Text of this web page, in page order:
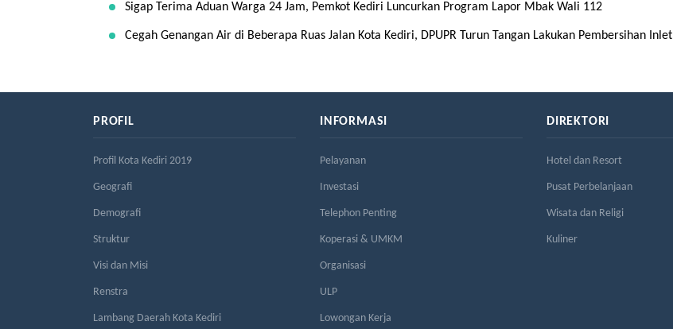
Sigap Terima Aduan Warga 24 Jam, Pemkot Kediri Luncurkan Program Lapor Mbak Wali 112
Cegah Genangan Air di Beberapa Ruas Jalan Kota Kediri, DPUPR Turun Tangan Lakukan Pembersihan Inlet
PROFIL
Profil Kota Kediri 2019
Geografi
Demografi
Struktur
Visi dan Misi
Renstra
Lambang Daerah Kota Kediri
INFORMASI
Pelayanan
Investasi
Telephon Penting
Koperasi & UMKM
Organisasi
ULP
Lowongan Kerja
DIREKTORI
Hotel dan Resort
Pusat Perbelanjaan
Wisata dan Religi
Kuliner